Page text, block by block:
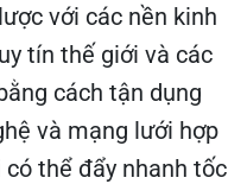
với các nền kinh
tín thế giới và các
cách tận dụng
và mạng lưới hợp
thể đẩy nhanh tốc